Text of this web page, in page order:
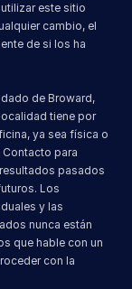
este sitio
cambio, el
de si los ha
de Broward,
tiene por
ya sea física o
para
pasados
Los
y las
nunca están
que hable con un
con la